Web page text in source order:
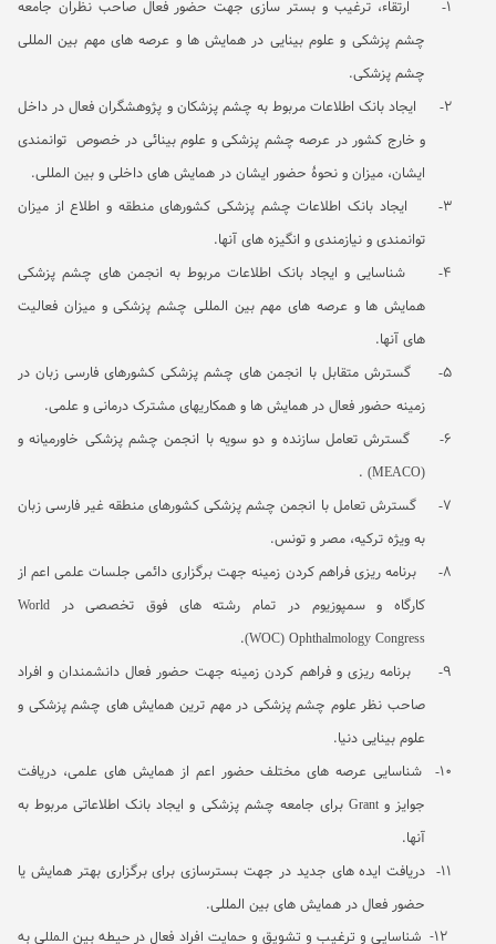
1-
ارتقاء، ترغیب و بستر سازی جهت حضور فعال صاحب نظران جامعه
چشم پزشکی و علوم بینایی در همایش ها و عرصه های مهم بین المللی
چشم پزشکی.
2-
ایجاد بانک اطلاعات مربوط به چشم پزشکان و پژوهشگران فعال در داخل
و خارج کشور در عرصه چشم پزشکی و علوم بینائی در خصوص توانمندی
ایشان، میزان و نحوۀ حضور ایشان در همایش های داخلی و بین المللی.
3-
ایجاد بانک اطلاعات چشم پزشکی کشورهای منطقه و اطلاع از میزان
توانمندی و نیازمندی و انگیزه های آنها.
4-
شناسایی و ایجاد بانک اطلاعات مربوط به انجمن های چشم پزشکی
همایش ها و عرصه های مهم بین المللی چشم پزشکی و میزان فعالیت
های آنها.
5-
گسترش متقابل با انجمن های چشم پزشکی کشورهای فارسی زبان در
زمینه حضور فعال در همایش ها و همکاریهای مشترک درمانی و علمی.
6-
گسترش تعامل سازنده و دو سویه با انجمن چشم پزشکی خاورمیانه و
(MEACO)
.
7-
گسترش تعامل با انجمن چشم پزشکی کشورهای منطقه غیر فارسی زبان
به ویژه ترکیه، مصر و تونس.
8-
برنامه ریزی فراهم کردن زمینه جهت برگزاری دائمی جلسات علمی اعم از
کارگاه و سمپوزیوم در تمام رشته های فوق تخصصی در World
Ophthalmology Congress
(WOC)
.
9-
برنامه ریزی و فراهم کردن زمینه جهت حضور فعال دانشمندان و افراد
صاحب نظر علوم چشم پزشکی در مهم ترین همایش های چشم پزشکی و
علوم بینایی دنیا.
10-
شناسایی عرصه های مختلف حضور اعم از همایش های علمی، دریافت
جوایز وGrant برای جامعه چشم پزشکی و ایجاد بانک اطلاعاتی مربوط به
آنها.
11-
دریافت ایده های جدید در جهت بسترسازی برای برگزاری بهتر همایش یا
حضور فعال در همایش های بین المللی.
12-
شناسایی و ترغیب و تشویق و حمایت افراد فعال در حیطه بین المللی به